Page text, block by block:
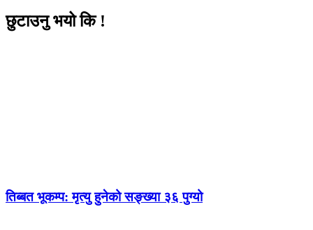
छुटाउनु भयो कि !
तिब्बत भूकम्प: मृत्यु हुनेको सङ्ख्या ३६ पुग्यो